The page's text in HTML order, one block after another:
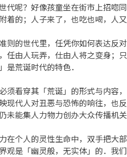
代呢？好像孩童坐在街市上招
着的；人子来了，也吃也喝，人
则的世代里，任凭你如何表达反
任由人玩弄，仕由人将之变身；
是荒诞时代的特色．
须看穿其「荒诞」的形式与内容
现代人对丑恶与恐怖的响往，也
未能集人力物力创办大众传播机
在个人的灵性生命中，双手把大
观是「幽灵般，无实体」的．我